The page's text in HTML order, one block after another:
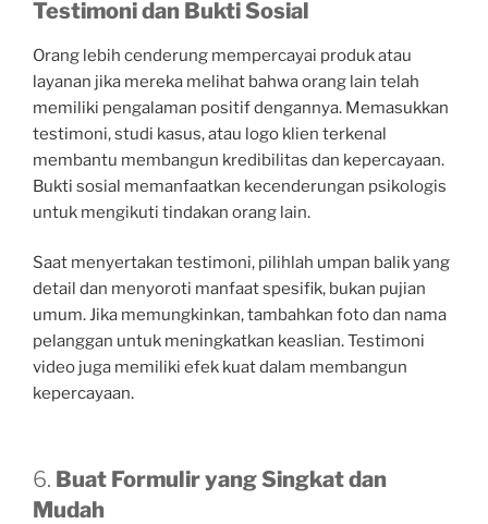
Testimoni dan Bukti Sosial
Orang lebih cenderung mempercayai produk atau
layanan jika mereka melihat bahwa orang lain telah
memiliki pengalaman positif dengannya. Memasukkan
testimoni, studi kasus, atau logo klien terkenal
membantu membangun kredibilitas dan kepercayaan.
Bukti sosial memanfaatkan kecenderungan psikologis
untuk mengikuti tindakan orang lain.
Saat menyertakan testimoni, pilihlah umpan balik yang
detail dan menyoroti manfaat spesifik, bukan pujian
umum. Jika memungkinkan, tambahkan foto dan nama
pelanggan untuk meningkatkan keaslian. Testimoni
video juga memiliki efek kuat dalam membangun
kepercayaan.
6. Buat Formulir yang Singkat dan
Mudah